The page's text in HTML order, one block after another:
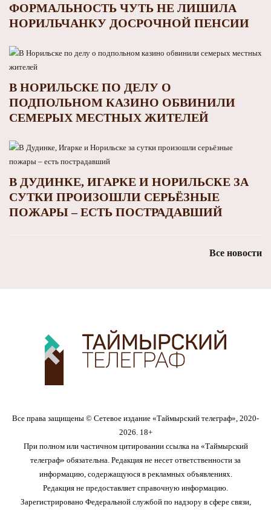
ФОРМАЛЬНОСТЬ ЧУТЬ НЕ ЛИШИЛА
НОРИЛЬЧАНКУ ДОСРОЧНОЙ ПЕНСИИ
В НОРИЛЬСКЕ ПО ДЕЛУ О
ПОДПОЛЬНОМ КАЗИНО ОБВИНИЛИ
СЕМЕРЫХ МЕСТНЫХ ЖИТЕЛЕЙ
В ДУДИНКЕ, ИГАРКЕ И НОРИЛЬСКЕ ЗА
СУТКИ ПРОИЗОШЛИ СЕРЬЁЗНЫЕ
ПОЖАРЫ – ЕСТЬ ПОСТРАДАВШИЙ
Все новости
Все права защищены © Сетевое издание «Таймырский телеграф», 2020-
2026. 18+
При полном или частичном цитировании ссылка на «Таймырский
телеграф» обязательна. Редакция не несет ответственности за
информацию, содержащуюся в рекламных объявлениях.
Редакция не предоставляет справочную информацию.
Зарегистрировано Федеральной службой по надзору в сфере связи,